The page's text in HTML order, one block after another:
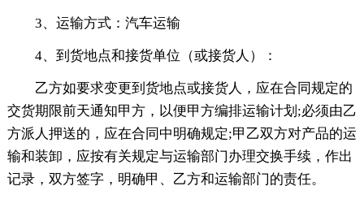
3、运输方式：汽车运输
4、到货地点和接货单位（或接货人）：
乙方如要求变更到货地点或接货人，应在合同规定的
交货期限前天通知甲方，以便甲方编排运输计划;必须由乙
方派人押送的，应在合同中明确规定;甲乙双方对产品的运
输和装卸，应按有关规定与运输部门办理交换手续，作出
记录，双方签字，明确甲、乙方和运输部门的责任。